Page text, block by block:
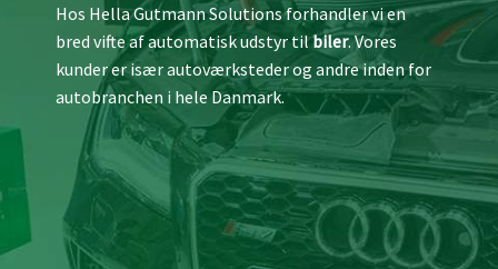
Hos Hella Gutmann Solutions forhandler vi en
bred vifte af automatisk udstyr tilbiler. Vores
kunder er især autoværksteder og andre inden for
autobranchen i hele Danmark.​